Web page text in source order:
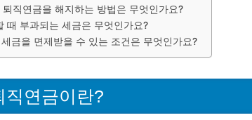
직연금을 해지하는 방법은 무엇인가요?
때 부과되는 세금은 무엇인가요?
금을 면제받을 수 있는 조건은 무엇인가요?
직연금이란?